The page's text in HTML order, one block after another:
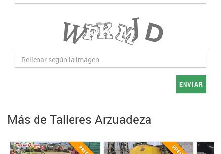
ENVIAR
Más de Talleres Arzuadeza